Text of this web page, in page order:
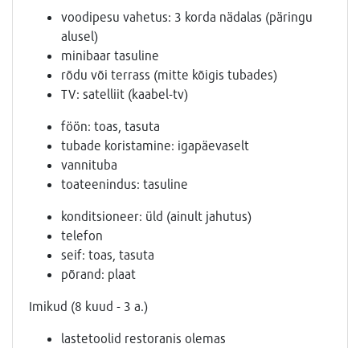
voodipesu vahetus: 3 korda nädalas (päringu
alusel)
minibaar tasuline
rõdu või terrass (mitte kõigis tubades)
TV: satelliit (kaabel-tv)
föön: toas, tasuta
tubade koristamine: igapäevaselt
vannituba
toateenindus: tasuline
konditsioneer: üld (ainult jahutus)
telefon
seif: toas, tasuta
põrand: plaat
Imikud (8 kuud - 3 a.)
lastetoolid restoranis olemas